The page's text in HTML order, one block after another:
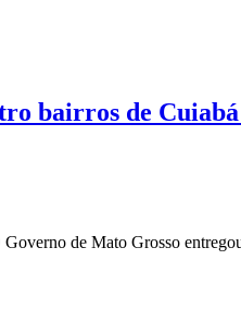
bairros de
Governo de Mato Grosso